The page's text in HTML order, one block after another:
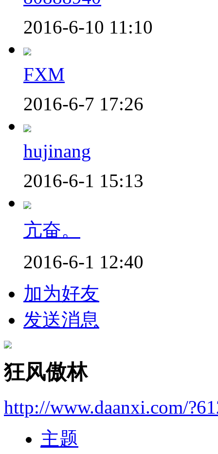
2016-6-10 11:10
FXM
2016-6-7 17:26
hujinang
2016-6-1 15:13
亢奋。
2016-6-1 12:40
加为好友
发送消息
狂风傲林
http://www.daanxi.com/
主题